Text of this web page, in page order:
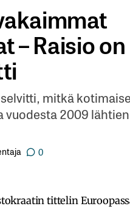
Raisio on
mitkä
2009
0
tittelin